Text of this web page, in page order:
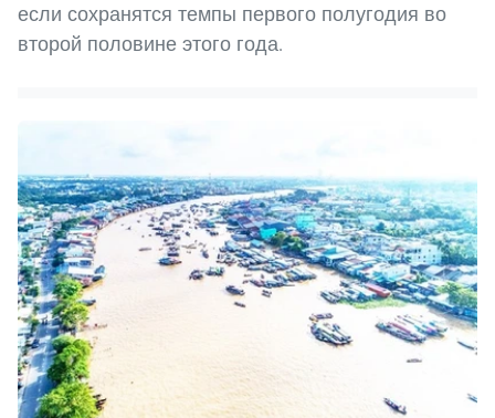
если сохранятся темпы первого полугодия во
второй половине этого года.